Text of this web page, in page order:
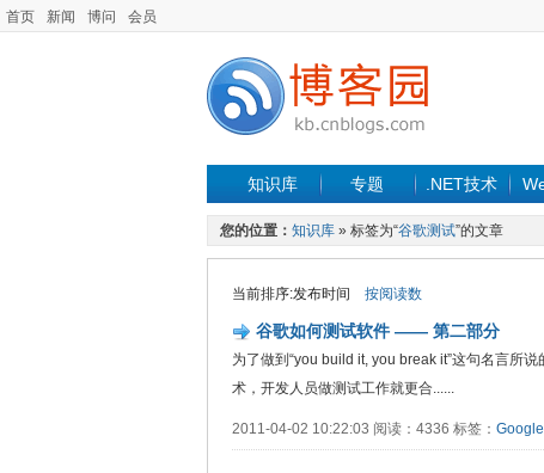
首页 新闻 博问 会员
知识库 专题 .NET技术
您的位置： 知识库 » 标签为“谷歌测试”的文章
当前排序:发布时间 按阅读数
谷歌如何测试软件 —— 第二部分
为了做到“you build it, you break it”这句名言所
术，开发人员做测试工作就更合......
2011-04-02 10:22:03 阅读：4336 标签： Google